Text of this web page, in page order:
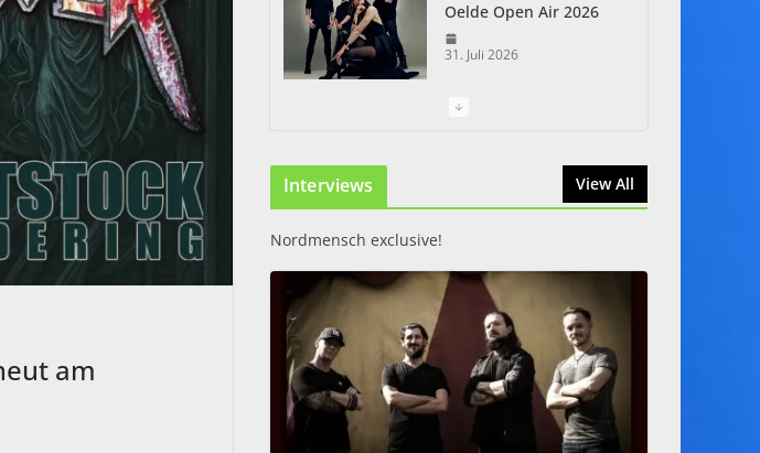
am
Oelde Open Air 2026
31. Juli 2026
I Prevail – Violent
Interviews View All
Nordmensch exclusive!